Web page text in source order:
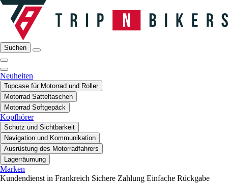
Suchen
Neuheiten
Topcase für Motorrad und Roller
Motorrad Satteltaschen
Motorrad Softgepäck
Kopfhörer
Schutz und Sichtbarkeit
Navigation und Kommunikation
Ausrüstung des Motorradfahrers
Lagerräumung
Marken
Kundendienst in Frankreich Sichere Zahlung Einfache Rückgabe